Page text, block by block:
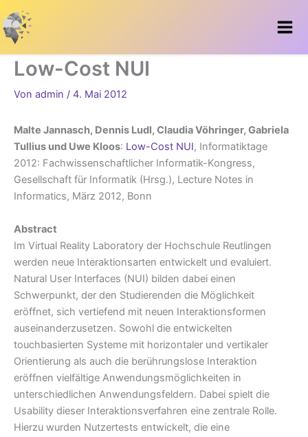
Inhalt
springen
Low-Cost NUI
Von admin / 4. Mai 2012
Malte Jannasch, Dennis Ludl, Claudia Vöhringer, Gabriela
Tullius und Uwe Kloos: Low-Cost NUI, Informatiktage
2012: Fachwissenschaftlicher Informatik-Kongress,
Gesellschaft für Informatik (Hrsg.), Lecture Notes in
Informatics, März 2012, Bonn
Abstract
Im Virtual Reality Laboratory der Hochschule Reutlingen
werden neue Interaktionsarten entwickelt und evaluiert.
Natural User Interfaces (NUI) bilden dabei einen
Schwerpunkt, der den Studierenden die Möglichkeit
eröffnet, sich vertiefend mit neuen Interaktionsformen
auseinanderzusetzen. Sowohl die entwickelten
touchbasierten Systeme mit horizontaler und vertikaler
Orientierung als auch die berührungslose Interaktion
eröffnen vielfältige Anwendungsmöglichkeiten in
unterschiedlichen Anwendungsfeldern. Dabei spielt die
Usability dieser Interaktionsverfahren eine zentrale Rolle.
Hierzu wurden Nutzertests entwickelt, die eine